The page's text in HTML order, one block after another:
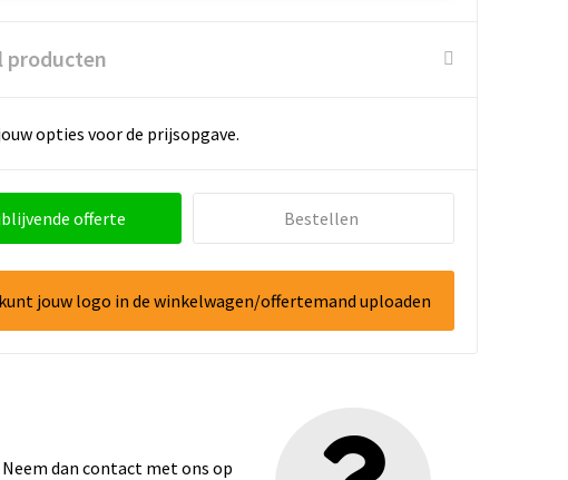
producten
opties voor de prijsopgave.
offerte Bestellen
jouw logo in de winkelwagen/offertemand uploaden
dan contact met ons op